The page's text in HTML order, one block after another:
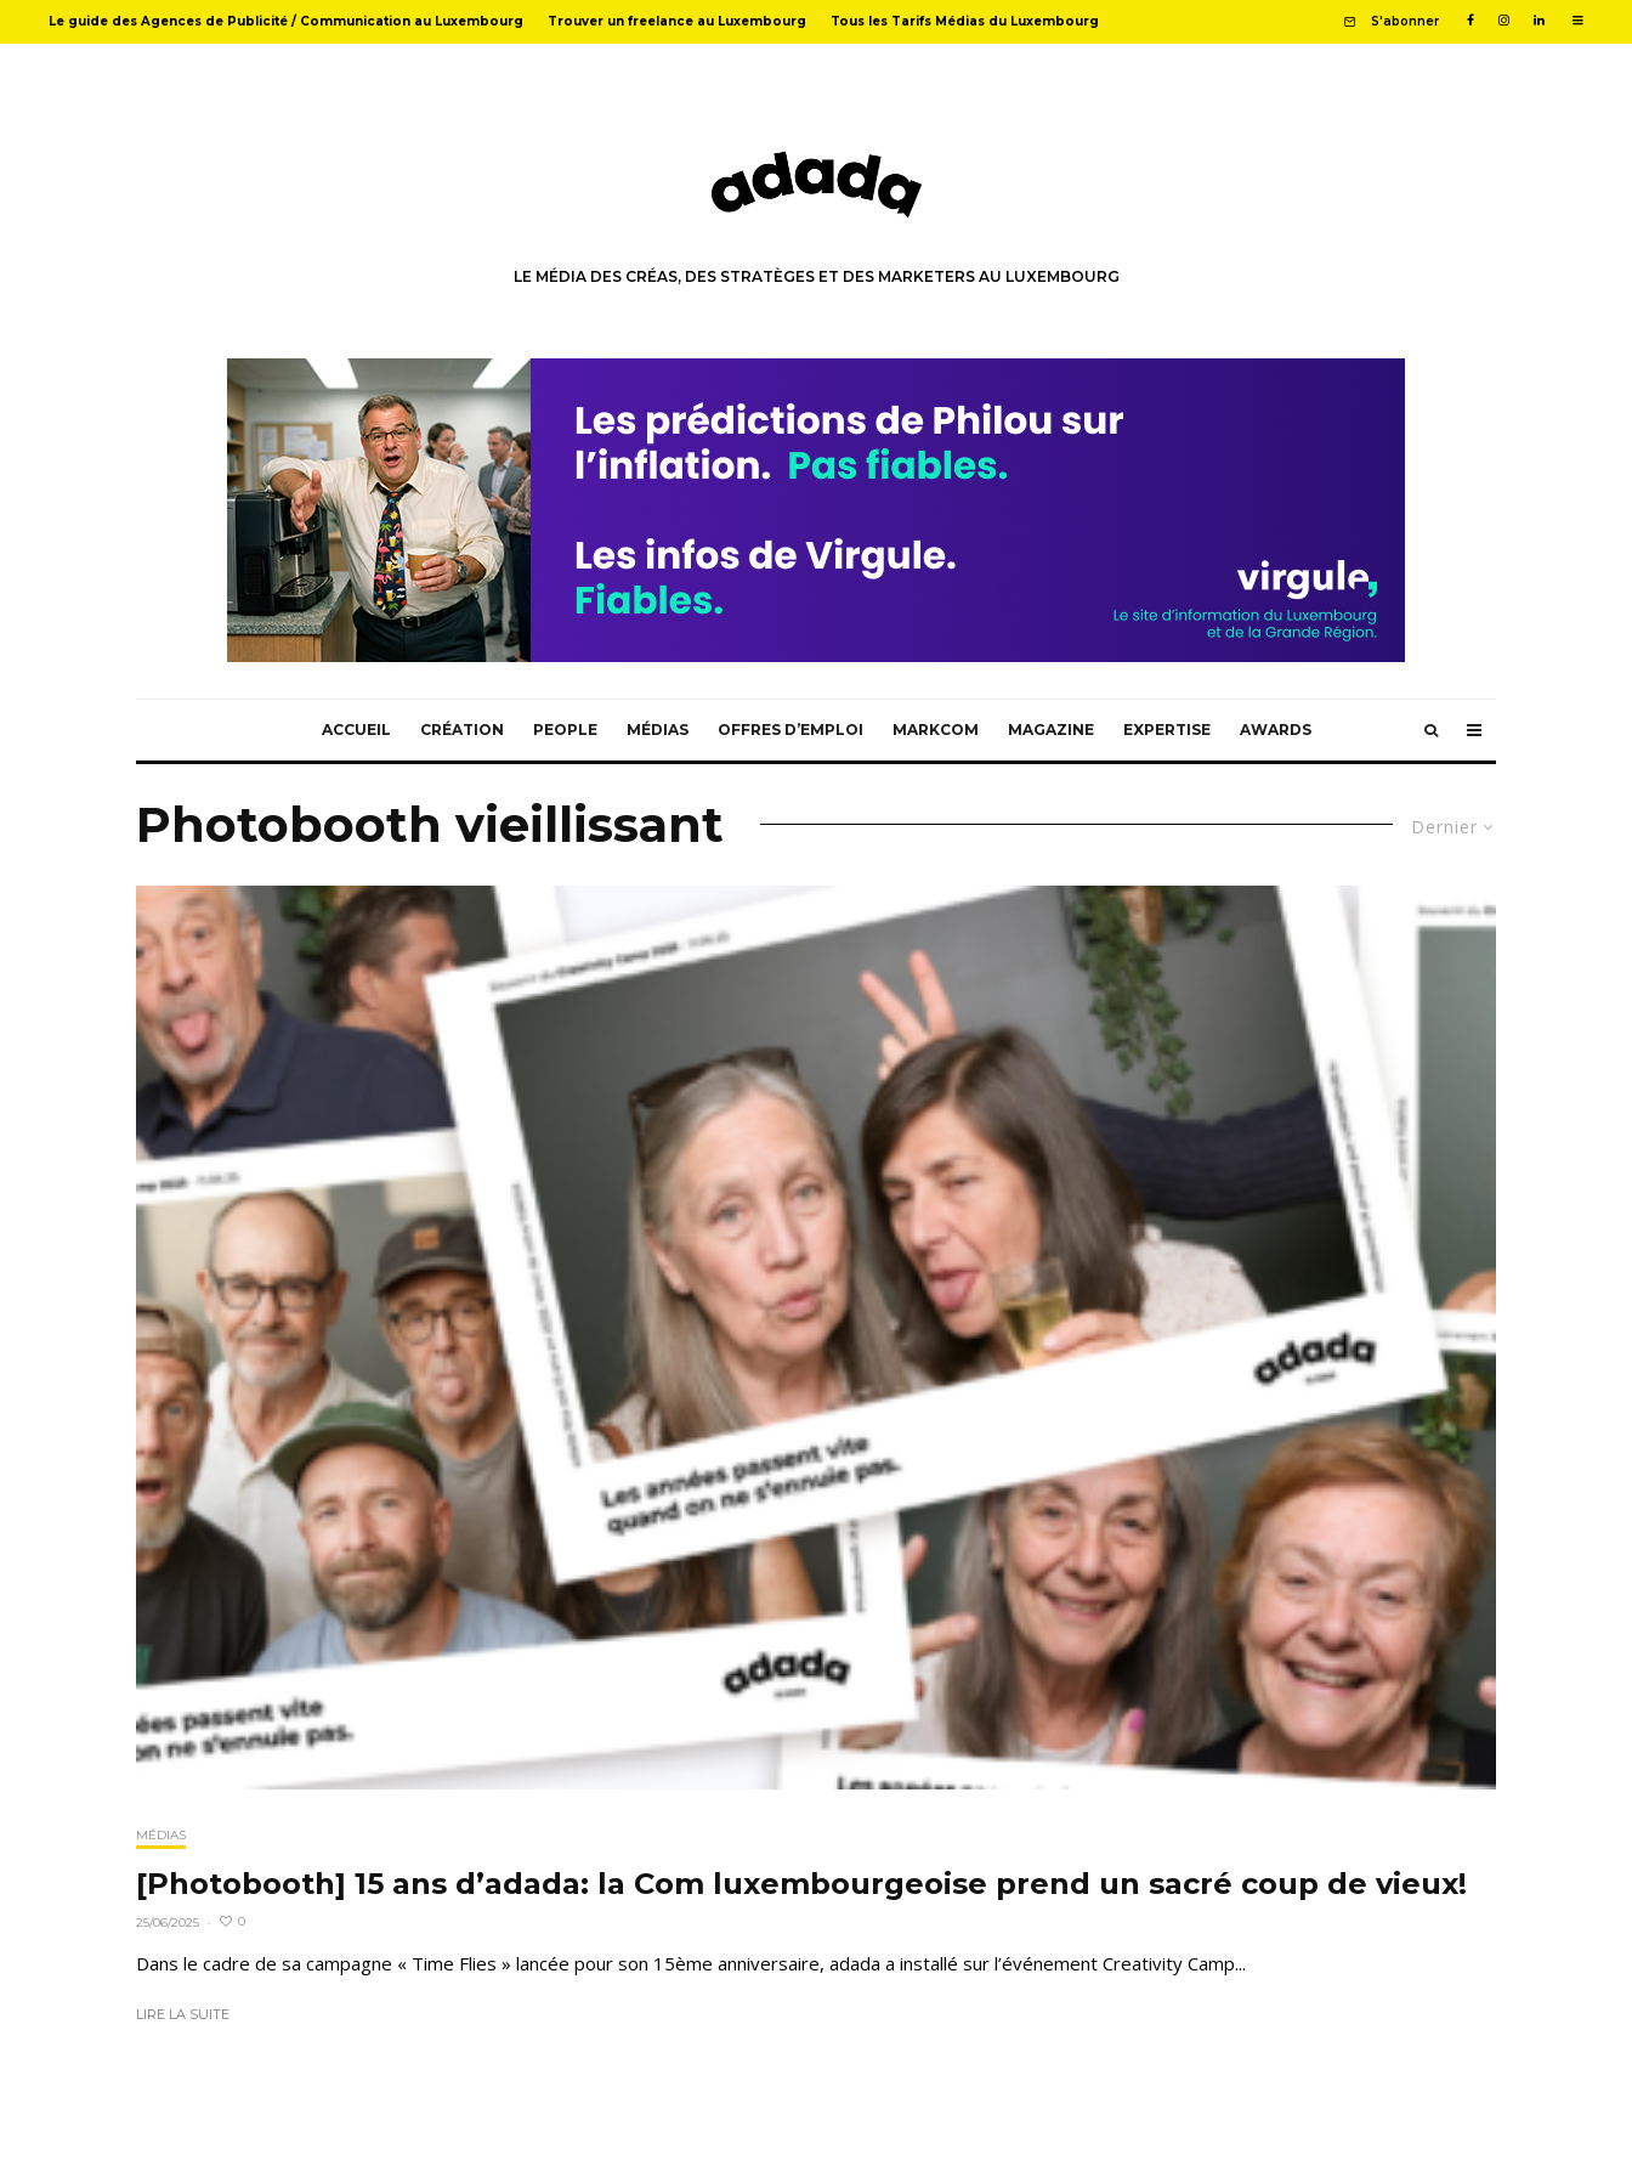
Le guide des Agences de Publicité / Communication au Luxembourg Trouver un freelance au Luxembourg Tous les Tarifs Médias du Luxembourg S'abonner
LE MÉDIA DES CRÉAS, DES STRATÈGES ET DES MARKETERS AU LUXEMBOURG
ACCUEIL CRÉATION PEOPLE MÉDIAS OFFRES D’EMPLOI MARKCOM MAGAZINE EXPERTISE AWARDS
Dernier
Photobooth vieillissant
MÉDIAS
[Photobooth] 15 ans d’adada: la Com luxembourgeoise prend un sacré coup de vieux!
25/06/2025 · 0
Dans le cadre de sa campagne « Time Flies » lancée pour son 15ème anniversaire, adada a installé sur l’événement Creativity Camp...
LIRE LA SUITE